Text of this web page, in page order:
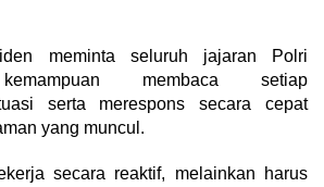
meminta seluruh jajaran Polri
membaca setiap
serta merespons secara cepat
yang muncul.
secara reaktif, melainkan harus